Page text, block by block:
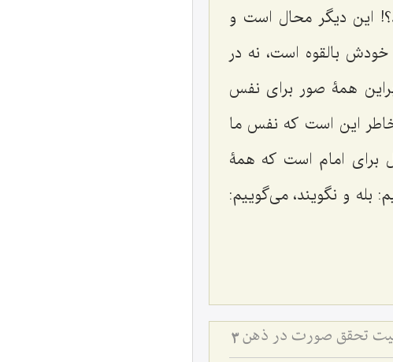
این دیگر محال است و
بالقوه است، نه در
همۀ صور براى نفس
این است که نفس ما
براى امام است که همۀ
بله و نگویند، مى‌گوییم:
تحقق صورت در ذهن 3